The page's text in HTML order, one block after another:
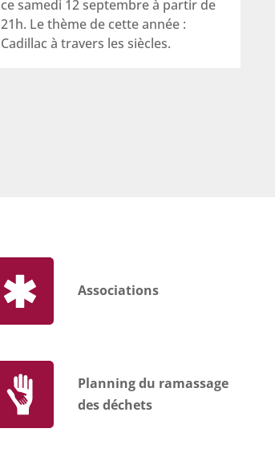
ce samedi 12 septembre à partir de
21h. Le thème de cette année :
Cadillac à travers les siècles.
Associations
Planning du ramassage
des déchets